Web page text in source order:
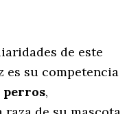
de este
es su competencia
perros,